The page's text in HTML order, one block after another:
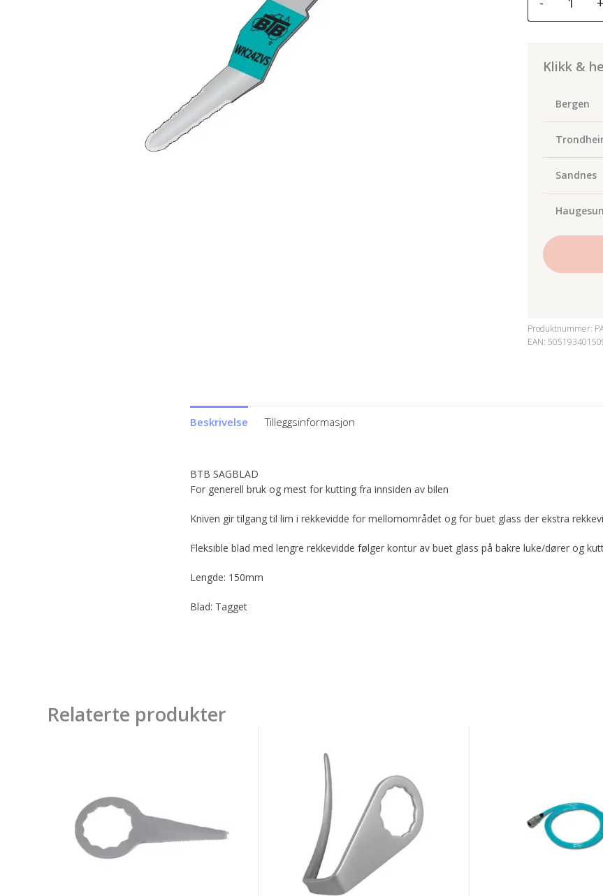
Serrated
Blade
antallKlikk &
Bergen
Sandnes
Produktnummer:
EAN:
Beskrivelse Tilleggsinformasjon
BTB SAGBLAD
For generell bruk og mest for kutting fra innsiden av bilen
Kniven gir tilgang til lim i rekkevidde for mellomområdet og for buet glass der ekstra
Fleksible blad med lengre rekkevidde følger kontur av buet glass på bakre luke/dører og
Lengde: 150mm
Blad: Tagget
Relaterte produkter
FOR
WINDSCREEN
REMOVAL
35mm
WINDSCREEN
REMOVAL
36mm